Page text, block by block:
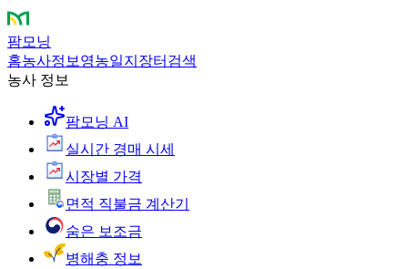
팜모닝
홈농사정보 영농일지 장터 검색
농사 정보
팜모닝 AI
실시간 경매 시세
시장별 가격
면적 직불금 계산기
숨은 보조금
병해충 정보